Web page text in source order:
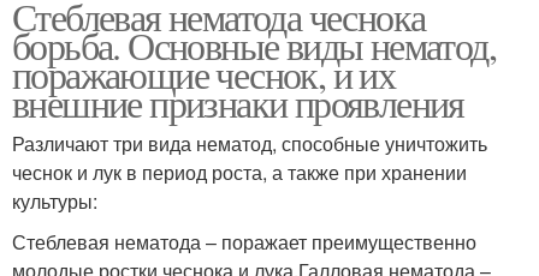
Стеблевая нематода чеснока
борьба. Основные виды нематод,
поражающие чеснок, и их
внешние признаки проявления
Различают три вида нематод, способные уничтожить
чеснок и лук в период роста, а также при хранении
культуры:
Стеблевая нематода – поражает преимущественно